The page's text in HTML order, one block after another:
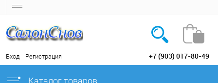
Вход Регистрация +7 (903) 017-80-49
Каталог товаров